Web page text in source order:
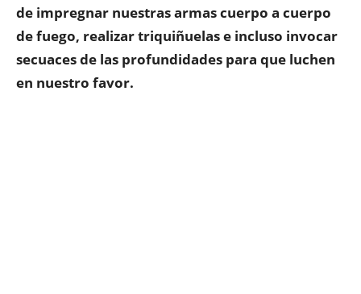
de impregnar nuestras armas cuerpo a cuerpo
de fuego, realizar triquiñuelas e incluso invocar
secuaces de las profundidades para que luchen
en nuestro favor.